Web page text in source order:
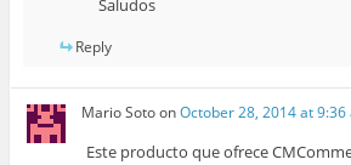
Saludos
Reply
Mario SotoonOctober 28, 2014 at 9:36
Este producto que ofrece